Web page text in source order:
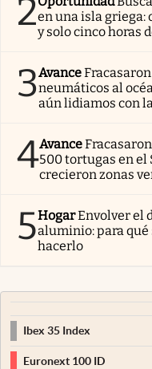
2en una isla griega:
y solo cinco horas
3Avance
neumáticos al
aún lidiamos con
4Avance
500 tortugas en el
crecieron zonas
5HogarEnvolver el
aluminio: para
hacerlo
Ibex 35 Index
Euronext 100 ID